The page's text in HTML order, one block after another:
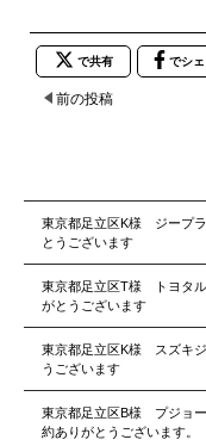
で共有 でシ
前の投稿
東京都足立区K様 ジープ
とうございます
東京都足立区T様 トヨタ
がとうございます
東京都足立区K様 スズキ
うございます
東京都足立区B様 プジョ
約ありがとうございます。